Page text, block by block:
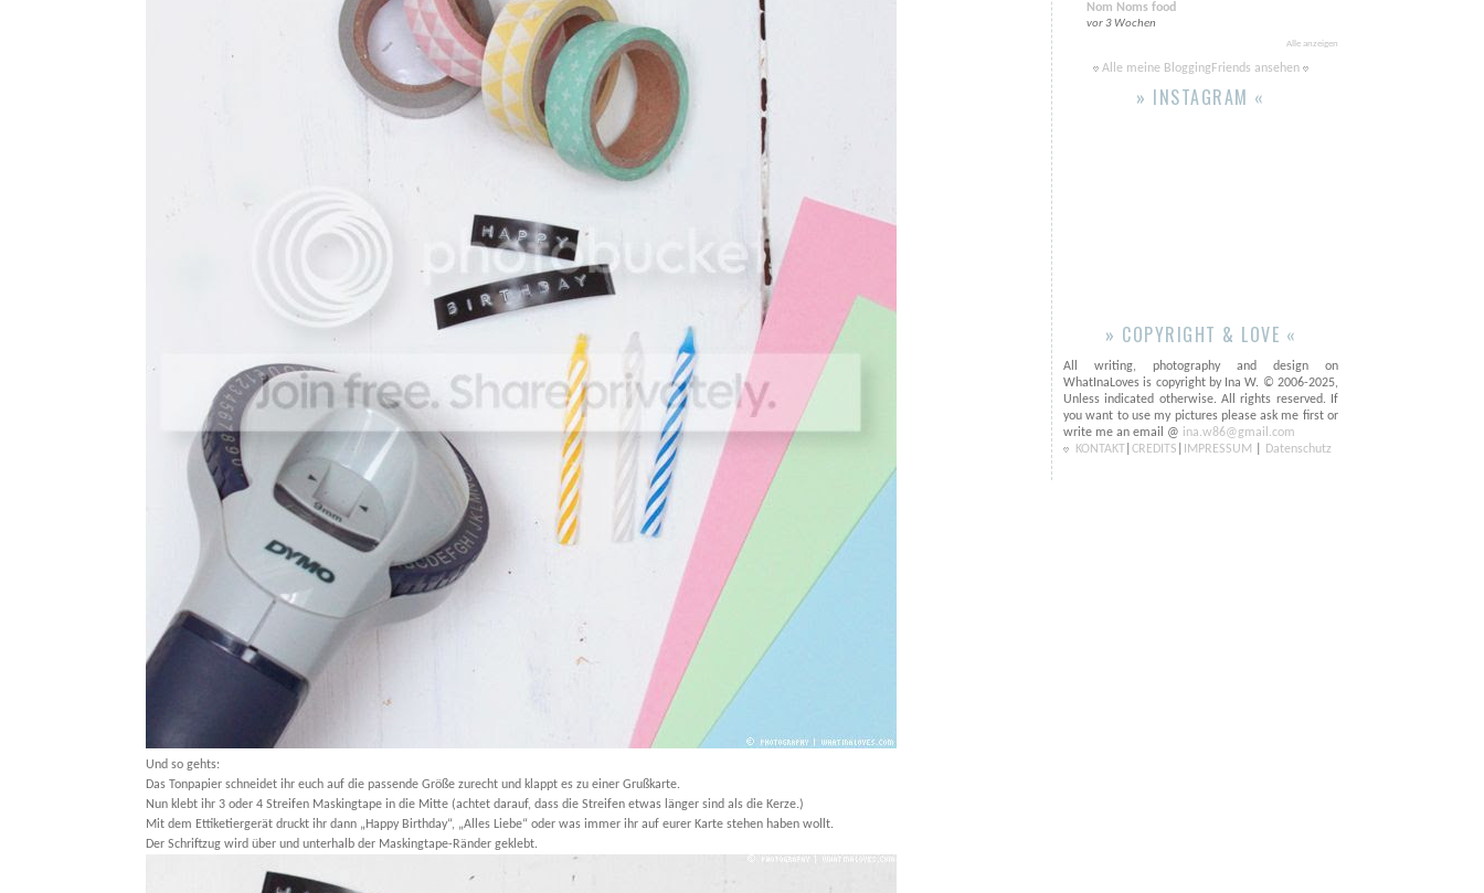
Und so gehts:
Das Tonpapier schneidet ihr euch auf die passende Größe zurecht und klappt es zu einer Grußkarte.
Nun klebt ihr 3 oder 4 Streifen Maskingtape in die Mitte (achtet darauf, dass die Streifen etwas länger sind als die Kerze.)
Mit dem Ettiketiergerät druckt ihr dann „Happy Birthday“, „Alles Liebe“ oder was immer ihr auf eurer Karte stehen haben wollt.
Der Schriftzug wird über und unterhalb der Maskingtape-Ränder geklebt.
Nom Noms food
vor 3 Wochen
Alle anzeigen
Alle meine BloggingFriends ansehen
» INSTAGRAM «
» COPYRIGHT & LOVE «
All writing, photography and design on
WhatInaLoves is copyright by Ina W. © 2006-2025,
Unless indicated otherwise. All rights reserved. If
you want to use my pictures please ask me first or
write me an email @ ina.w86@gmail.com
KONTAKT CREDITS IMPRESSUM Datenschutz